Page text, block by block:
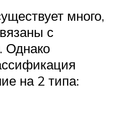
много,
с
Однако
на 2 типа: